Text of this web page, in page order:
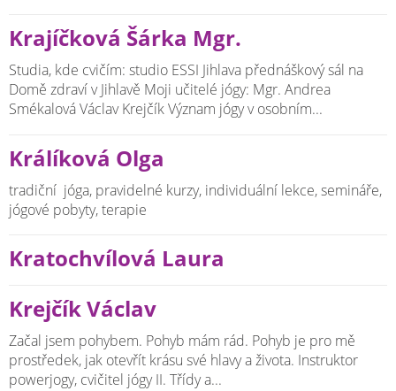
Krajíčková Šárka Mgr.
Studia, kde cvičím: studio ESSI Jihlava přednáškový sál na
Domě zdraví v Jihlavě Moji učitelé jógy: Mgr. Andrea
Smékalová Václav Krejčík Význam jógy v osobním...
Králíková Olga
tradiční jóga, pravidelné kurzy, individuální lekce, semináře,
jógové pobyty, terapie
Kratochvílová Laura
Krejčík Václav
Začal jsem pohybem. Pohyb mám rád. Pohyb je pro mě
prostředek, jak otevřít krásu své hlavy a života. Instruktor
powerjogy, cvičitel jógy II. Třídy a...